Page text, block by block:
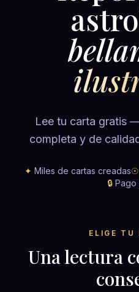
Lee tu carta gratis
completa y de
✦ Miles de cartas creadas☉
🔒Pago
ELIGE TU
Una lectura